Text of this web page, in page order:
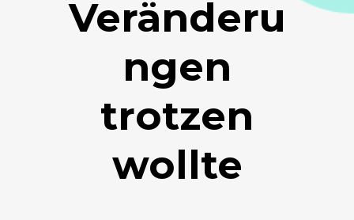
Veränderu
ngen
trotzen
wollte